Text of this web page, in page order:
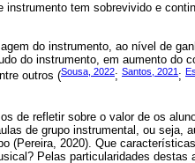
tem sobrevivido e
do instrumento, ao nível de
do instrumento, em aumento do
outros (Sousa, 2022; Santos, 2021 ;
de refletir sobre o valor de os
de grupo instrumental, ou seja,
(Pereira, 2020). Que
Pelas particularidades destas